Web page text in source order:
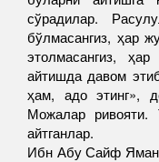
сўрадилар.
бўлмасангиз, ҳар
этолмасангиз,
айтишда давом
ҳам, адо этинг»,
Можалар ривояти.
айтганлар.
Ибн Абу Сайф